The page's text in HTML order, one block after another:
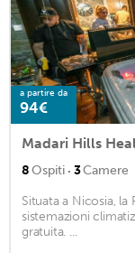
a partire da
94€
Madari Hills
8Ospiti · 3Camere
Situata a Nicosia, la
sistemazioni
gratuita. ...